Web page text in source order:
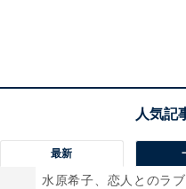
最新
水原希子、恋人とのラ